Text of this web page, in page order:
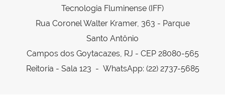
Tecnologia Fluminense (IFF)
Rua Coronel Walter Kramer, 363 - Parque
Santo Antônio
Campos dos Goytacazes, RJ - CEP 28080-565
Reitoria - Sala 123 - WhatsApp: (22) 2737-5685